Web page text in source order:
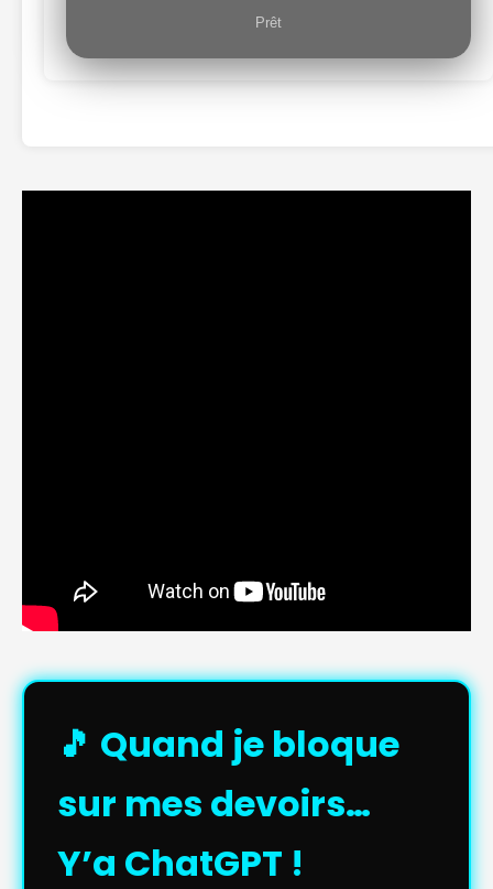
Prêt
🎵 Quand je bloque
sur mes devoirs…
Y’a ChatGPT !